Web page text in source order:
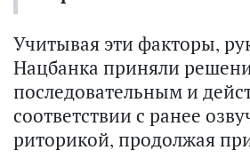
Учитывая эти факторы,
Нацбанка приняли
последовательным и
соответствии с ранее
риторикой, продолжая